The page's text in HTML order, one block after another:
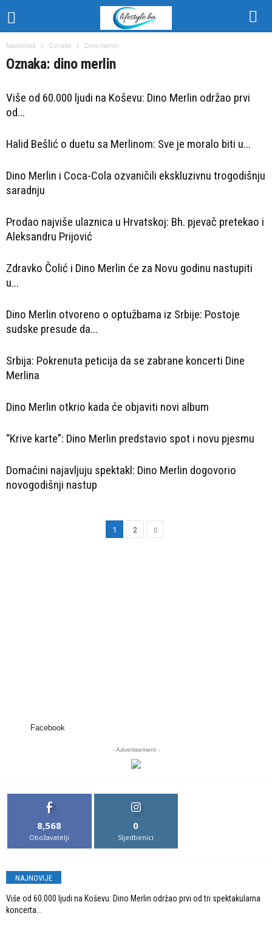
Naslovnica Oznake Dino merlin
Oznaka: dino merlin
Više od 60.000 ljudi na Koševu: Dino Merlin održao prvi
od...
Halid Bešlić o duetu sa Merlinom: Sve je moralo biti u...
Dino Merlin i Coca-Cola ozvaničili ekskluzivnu trogodišnju
saradnju
Prodao najviše ulaznica u Hrvatskoj: Bh. pjevač pretekao i
Aleksandru Prijović
Zdravko Čolić i Dino Merlin će za Novu godinu nastupiti
u...
Dino Merlin otvoreno o optužbama iz Srbije: Postoje
sudske presude da...
Srbija: Pokrenuta peticija da se zabrane koncerti Dine
Merlina
Dino Merlin otkrio kada će objaviti novi album
“Krive karte”: Dino Merlin predstavio spot i novu pjesmu
Domaćini najavljuju spektakl: Dino Merlin dogovorio
novogodišnji nastup
1 2
Facebook
- Advertisement -
8,568
Obožavatelji
0
Sljedbenici
NAJNOVIJE
Više od 60.000 ljudi na Koševu: Dino Merlin održao prvi od tri spektakularna
koncerta...